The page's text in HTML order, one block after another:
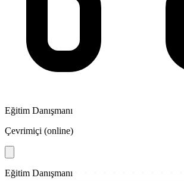
Eğitim Danışmanı
Çevrimiçi (online)
Eğitim Danışmanı